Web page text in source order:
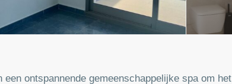
ontspannende gemeenschappelijke spa om het